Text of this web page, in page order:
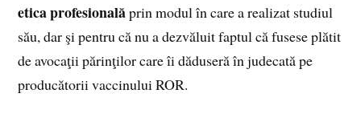
etica profesionalăprin modul în care a realizat studiul
său, dar şi pentru că nu a dezvăluit faptul că fusese plătit
de avoca­ţii părinţilor care îi dăduseră în judecată pe
producătorii vaccinului ROR.